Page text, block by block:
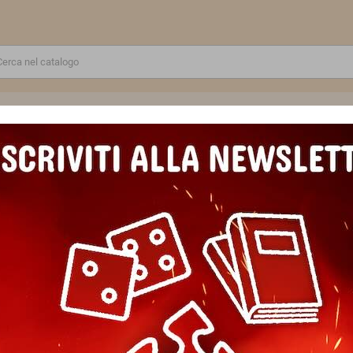
SCUOLA E TEMPO LIBERO
ravensburger MAPPA DEL MONDO DI ANIMALI FANTASTICI
PUZZLE ravensburger MAPPA
FANTASTICI original quality
Marca
Ravensburger
Riferimento
4005556160037
In magazzino
2 Articoli